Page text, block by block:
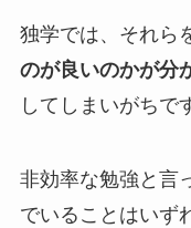
独学では、それら
のが良いのかが分
してしまいがちで
非効率な勉強と言
でいることはいず